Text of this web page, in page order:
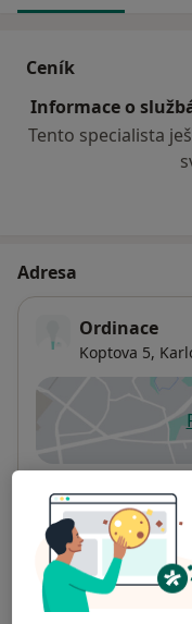
Ceník
Informace o
Tento specialista
Adresa
Ordinace
Koptova 5,
Co mám v takové
Způsoby platby
Na teto adrese